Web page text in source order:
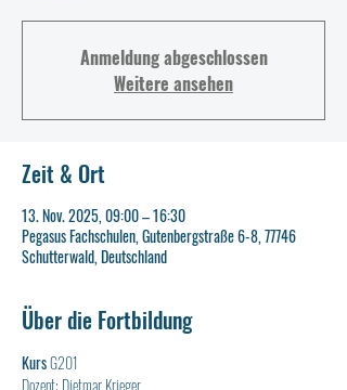
Anmeldung abgeschlossen
Weitere ansehen
Zeit & Ort
13. Nov. 2025, 09:00 – 16:30
Pegasus Fachschulen, Gutenbergstraße 6-8, 77746
Schutterwald, Deutschland
Über die Fortbildung
Kurs G201
Dozent: Dietmar Krieger